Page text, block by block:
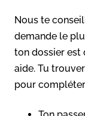
Nous te
demande le
ton dossier est
aide. Tu
pour